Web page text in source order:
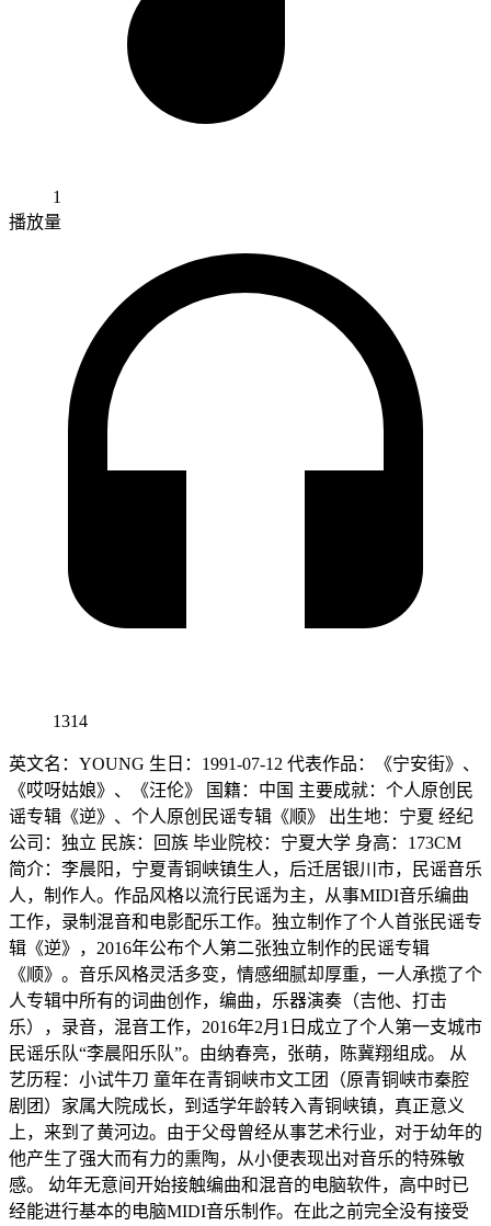
1
播放量
1314
英文名：YOUNG 生日：1991-07-12 代表作品：《宁安街》、
《哎呀姑娘》、《汪伦》 国籍：中国 主要成就：个人原创民
谣专辑《逆》、个人原创民谣专辑《顺》 出生地：宁夏 经纪
公司：独立 民族：回族 毕业院校：宁夏大学 身高：173CM
简介：李晨阳，宁夏青铜峡镇生人，后迁居银川市，民谣音乐
人，制作人。作品风格以流行民谣为主，从事MIDI音乐编曲
工作，录制混音和电影配乐工作。独立制作了个人首张民谣专
辑《逆》，2016年公布个人第二张独立制作的民谣专辑
《顺》。音乐风格灵活多变，情感细腻却厚重，一人承揽了个
人专辑中所有的词曲创作，编曲，乐器演奏（吉他、打击
乐），录音，混音工作，2016年2月1日成立了个人第一支城市
民谣乐队“李晨阳乐队”。由纳春亮，张萌，陈冀翔组成。 从
艺历程：小试牛刀 童年在青铜峡市文工团（原青铜峡市秦腔
剧团）家属大院成长，到适学年龄转入青铜峡镇，真正意义
上，来到了黄河边。由于父母曾经从事艺术行业，对于幼年的
他产生了强大而有力的熏陶，从小便表现出对音乐的特殊敏
感。 幼年无意间开始接触编曲和混音的电脑软件，高中时已
经能进行基本的电脑MIDI音乐制作。在此之前完全没有接受